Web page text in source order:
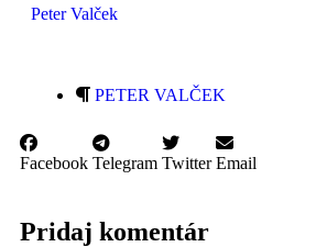
Peter Valček
PETER VALČEK
Facebook Telegram Twitter Email
Pridaj komentár